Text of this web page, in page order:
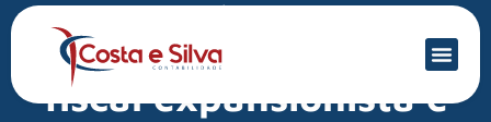
Mercado Financeiro
Por que uma política
fiscal expansionista é